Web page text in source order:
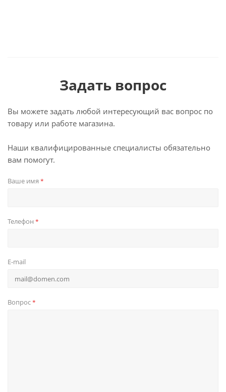
Задать вопрос
Вы можете задать любой интересующий вас вопрос по
товару или работе магазина.
Наши квалифицированные специалисты обязательно
вам помогут.
Ваше имя *
Телефон *
E-mail
Вопрос*